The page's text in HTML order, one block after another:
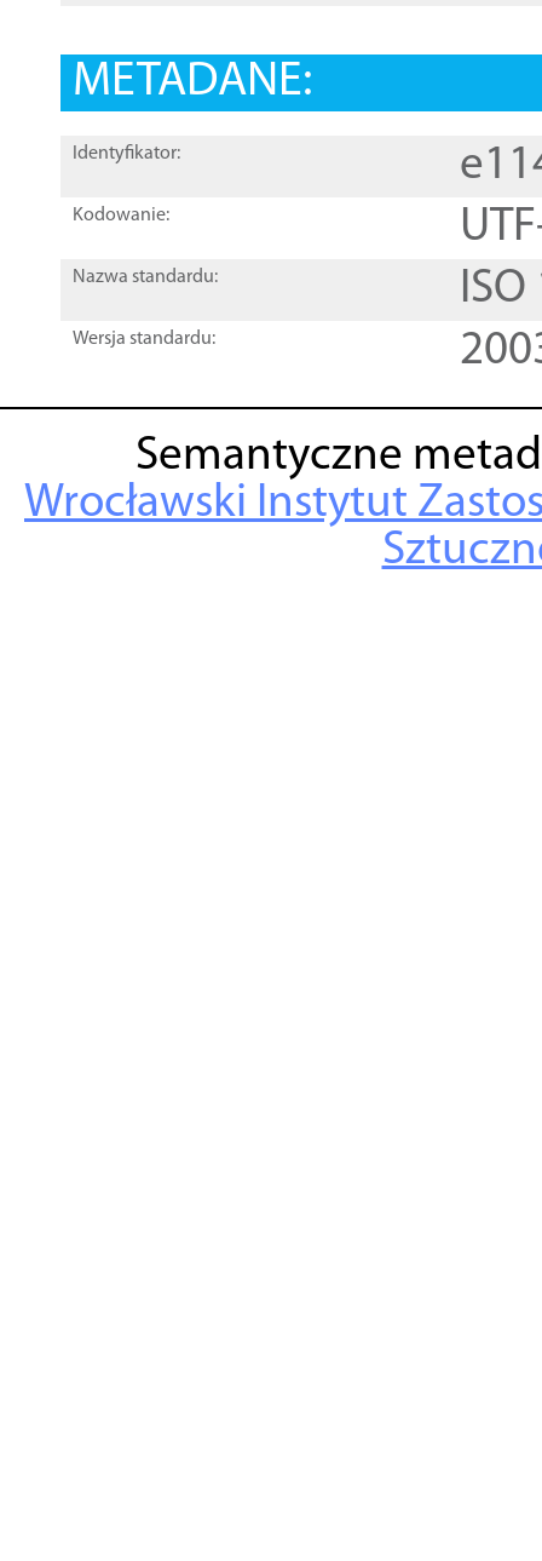
METADANE:
Identyfikator:
Kodowanie:
Nazwa standardu:
Wersja standardu:
Semantyczne
Wrocławski Instytut